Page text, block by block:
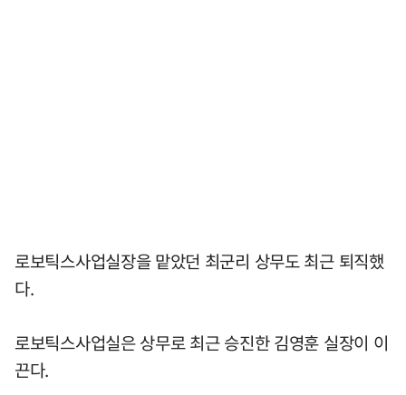
로보틱스사업실장을 맡았던 최군리 상무도 최근 퇴직했
다.
로보틱스사업실은 상무로 최근 승진한 김영훈 실장이 이
끈다.